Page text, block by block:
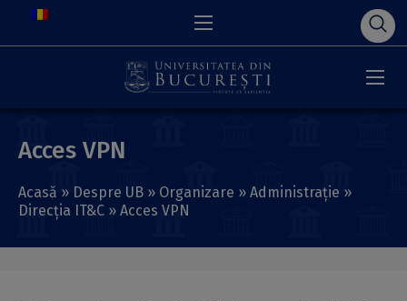
Acces VPN
Acasă » Despre UB » Organizare » Administrație »
Direcţia IT&C » Acces VPN